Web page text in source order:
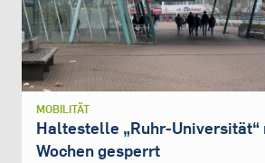
MOBILITÄT
Haltestelle „Ruhr-Universität“
Wochen gesperrt